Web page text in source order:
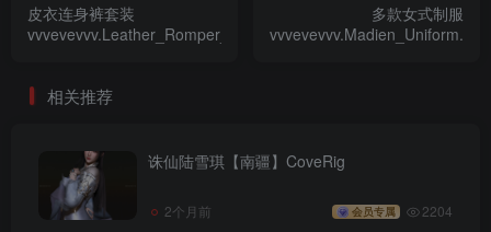
皮衣连身裤套装
vvvevevvv.Leather_Romper_Outfit.1
多款女式制服
vvvevevvv.Madien_Uniform.1
相关推荐
诛仙陆雪琪【南疆】CoveRig
2个月前 会员专属 2204